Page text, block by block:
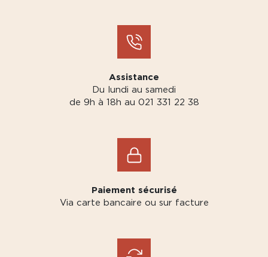
Assistance
Du lundi au samedi
de 9h à 18h au 021 331 22 38
Paiement sécurisé
Via carte bancaire ou sur facture